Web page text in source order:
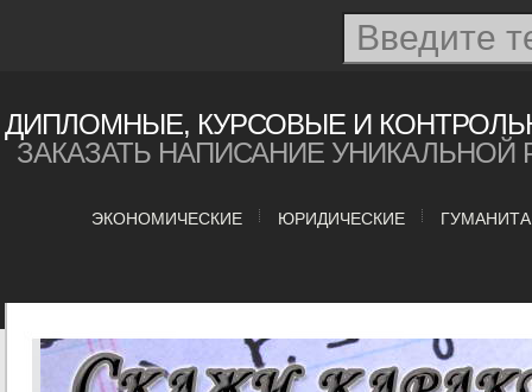
ДИПЛОМНЫЕ, КУРСОВЫЕ И
ЗАКАЗАТЬ НАПИСАНИЕ
ЭКОНОМИЧЕСКИЕ ЮРИДИЧЕСКИЕ